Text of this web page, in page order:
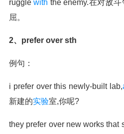
rugglewith the enemy.在对敌
屈。
2、prefer over sth
例句：
i prefer over this newly-built lab,
新建的实验室,你呢?
they prefer over new works that